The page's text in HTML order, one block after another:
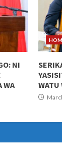
NI
WA
WATU